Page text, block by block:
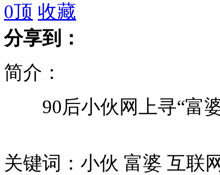
郑州出租车引入支付宝 市民打的可网上付费
拍客：美国中学生昆明演唱《童年》
0顶 收藏
分享到：
简介：
90后小伙网上寻“富婆
关键词：小伙 富婆 互联